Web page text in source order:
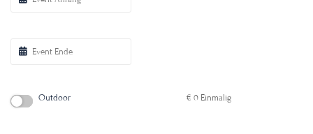
Outdoor € 0 Einmalig